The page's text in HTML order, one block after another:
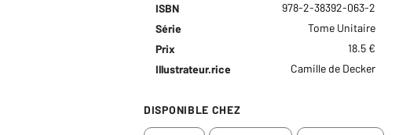
ISBN
Série
Prix
Illustrateur.rice
978-2-38392-063-2
Tome Unitaire
18.5 €
Camille de Decker
DISPONIBLE CHEZ